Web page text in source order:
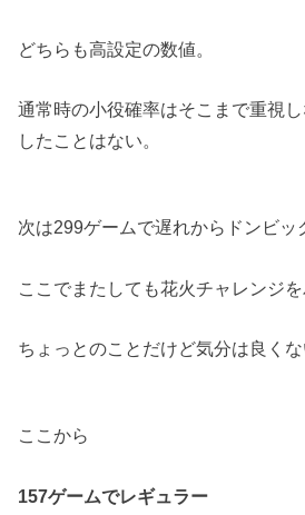
どちらも高設定の数値。
通常時の小役確率はそこまで重視
したことはない。
次は299ゲームで遅れからドンビッ
ここでまたしても花火チャレンジを
ちょっとのことだけど気分は良くな
ここから
157ゲームでレギュラー